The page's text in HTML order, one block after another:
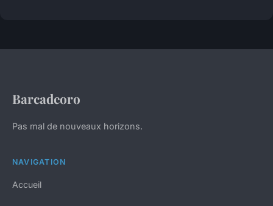
Barcadeoro
Pas mal de nouveaux horizons.
NAVIGATION
Accueil